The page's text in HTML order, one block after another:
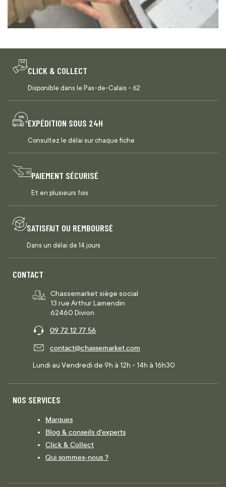
CLICK & COLLECT
Disponible dans le Pas-de-Calais - 62
EXPÉDITION SOUS 24H
Consultez le délai sur chaque fiche
PAIEMENT SÉCURISÉ
Et en plusieurs fois
SATISFAIT OU REMBOURSÉ
Dans un délai de 14 jours
CONTACT
Chassemarket siège social
13 rue Arthur Lamendin
62460 Divion
09 72 12 77 56
contact@chassemarket.com
Lundi au Vendredi de 9h à 12h - 14h à 16h30
NOS SERVICES
Marques
Blog & conseils d'experts
Click & Collect
Qui sommes-nous ?